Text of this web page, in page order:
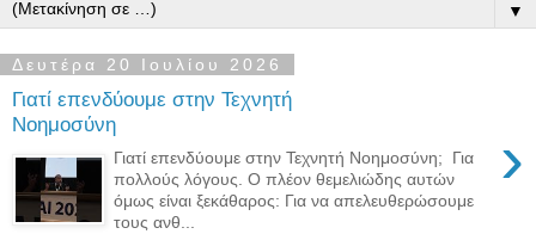
▼
Δευτέρα 20 Ιουλίου 2026
Γιατί επενδύουμε στην Τεχνητή
Νοημοσύνη
›
Γιατί επενδύουμε στην Τεχνητή Νοημοσύνη; Για
πολλούς λόγους. Ο πλέον θεμελιώδης αυτών
όμως είναι ξεκάθαρος: Για να απελευθερώσουμε
τους ανθ...